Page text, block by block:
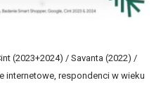
(2023+2024) / Savanta (2022) /
internetowe, respondenci w wieku